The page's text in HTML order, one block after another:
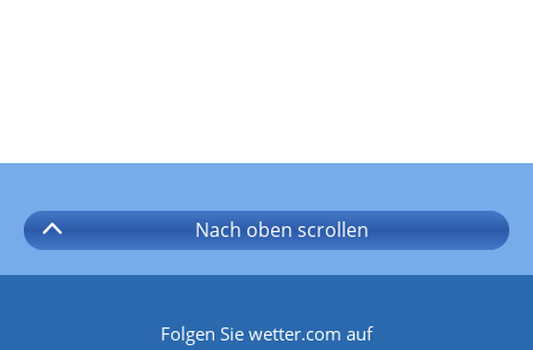
Nach oben scrollen
Folgen Sie wetter.com auf